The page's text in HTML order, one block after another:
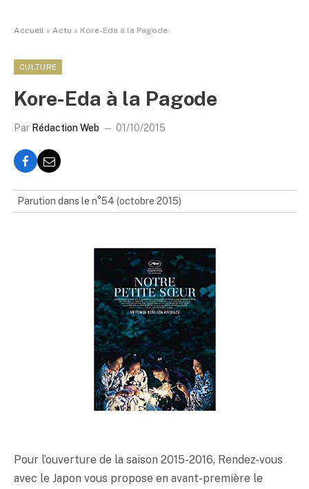
Accueil » Actu » Kore-Eda à la Pagode
CULTURE
Kore-Eda à la Pagode
Par Rédaction Web 01/10/2015
Parution dans le n°54 (octobre 2015)
Pour l’ouverture de la saison 2015-2016, Rendez-vous
avec le Japon vous propose en avant-première le